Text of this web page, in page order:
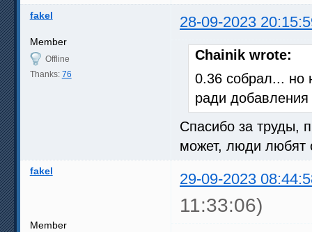
fakel 28-09-2023
Member
Offline
Thanks: 76
Chainik wrote:
0.36 собрал... но
ради
Спасибо за труды,
может, люди любят
fakel 29-09-2023
11:33:06)
Member